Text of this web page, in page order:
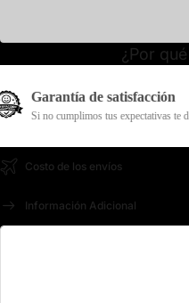
¿Por
satisfacción
tus expectativas te devolvemos el
Costo de los envíos
Información Adicional